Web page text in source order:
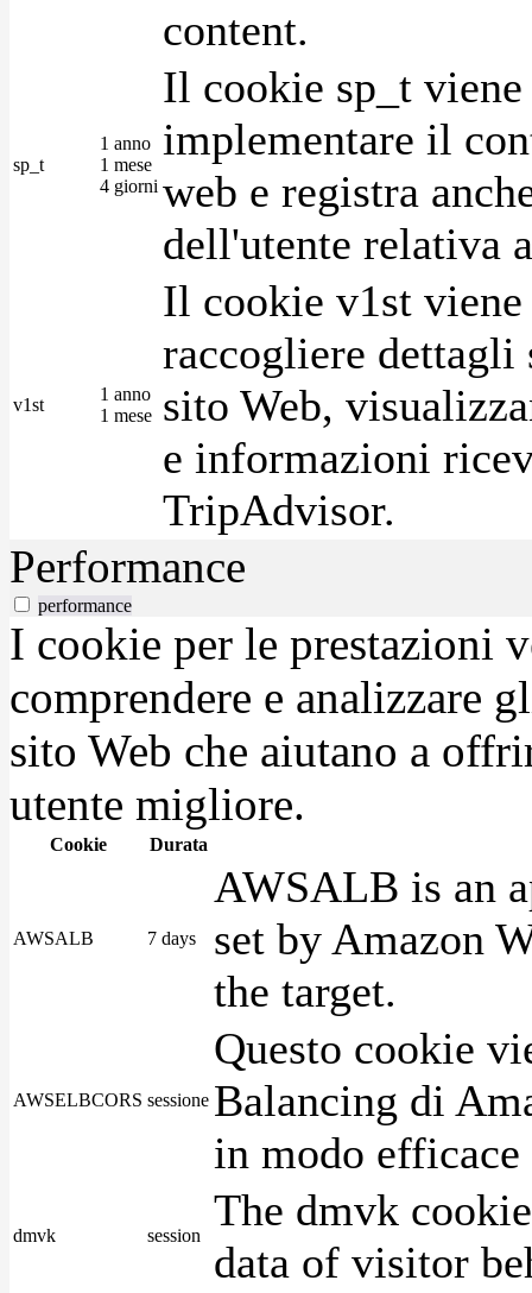
content.
sp_t
1 anno
1 mese
4 giorni
Il cookie sp_t
implementare il
web e registra
dell'utente relativa
v1st
1 anno
1 mese
Il cookie v1st
raccogliere
sito Web,
e informazioni
TripAdvisor.
Performance
performance
I cookie per le prestazioni
comprendere e analizzare
sito Web che aiutano a
utente migliore.
Cookie Durata
AWSALB 7 days
AWSALB is an
set by Amazon
the target.
AWSELBCORS sessione
Questo cookie
Balancing di
in modo
dmvk session
The dmvk
data of visitor